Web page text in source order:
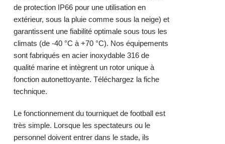
de protection IP66 pour une utilisation en
extérieur, sous la pluie comme sous la neige) et
garantissent une fiabilité optimale sous tous les
climats (de -40 °C à +70 °C). Nos équipements
sont fabriqués en acier inoxydable 316 de
qualité marine et intègrent un rotor unique à
fonction autonettoyante. Téléchargez la fiche
technique.
Le fonctionnement du tourniquet de football est
très simple. Lorsque les spectateurs ou le
personnel doivent entrer dans le stade, ils